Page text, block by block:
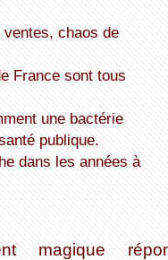
publique.
magique